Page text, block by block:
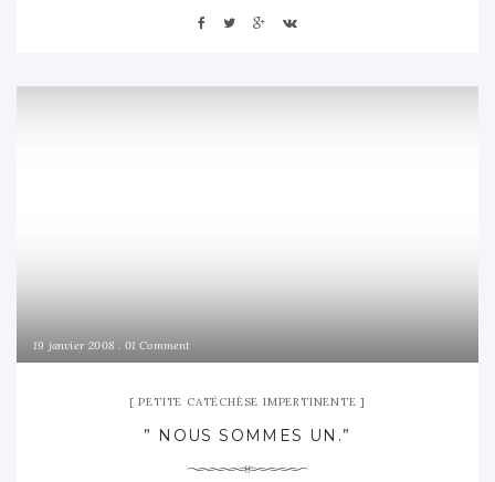
19 janvier 2008 01 Comment
PETITE CATÉCHÈSE IMPERTINENTE
” NOUS SOMMES UN.”